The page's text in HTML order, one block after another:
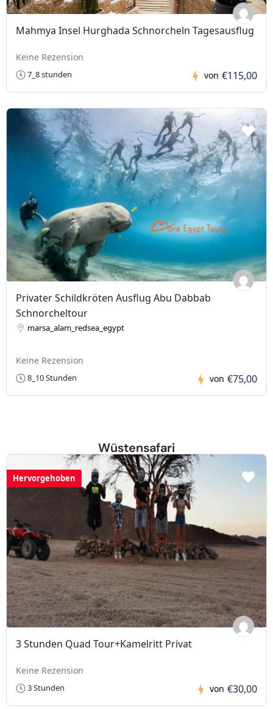
Mahmya Insel Hurghada Schnorcheln Tagesausflug
Keine Rezension
7_8 stunden von €115,00
Privater Schildkröten Ausflug Abu Dabbab
Schnorcheltour
marsa_alam_redsea_egypt
Keine Rezension
8_10 Stunden von €75,00
Wüstensafari
Hervorgehoben
3 Stunden Quad Tour+Kamelritt Privat
Keine Rezension
3 Stunden von €30,00